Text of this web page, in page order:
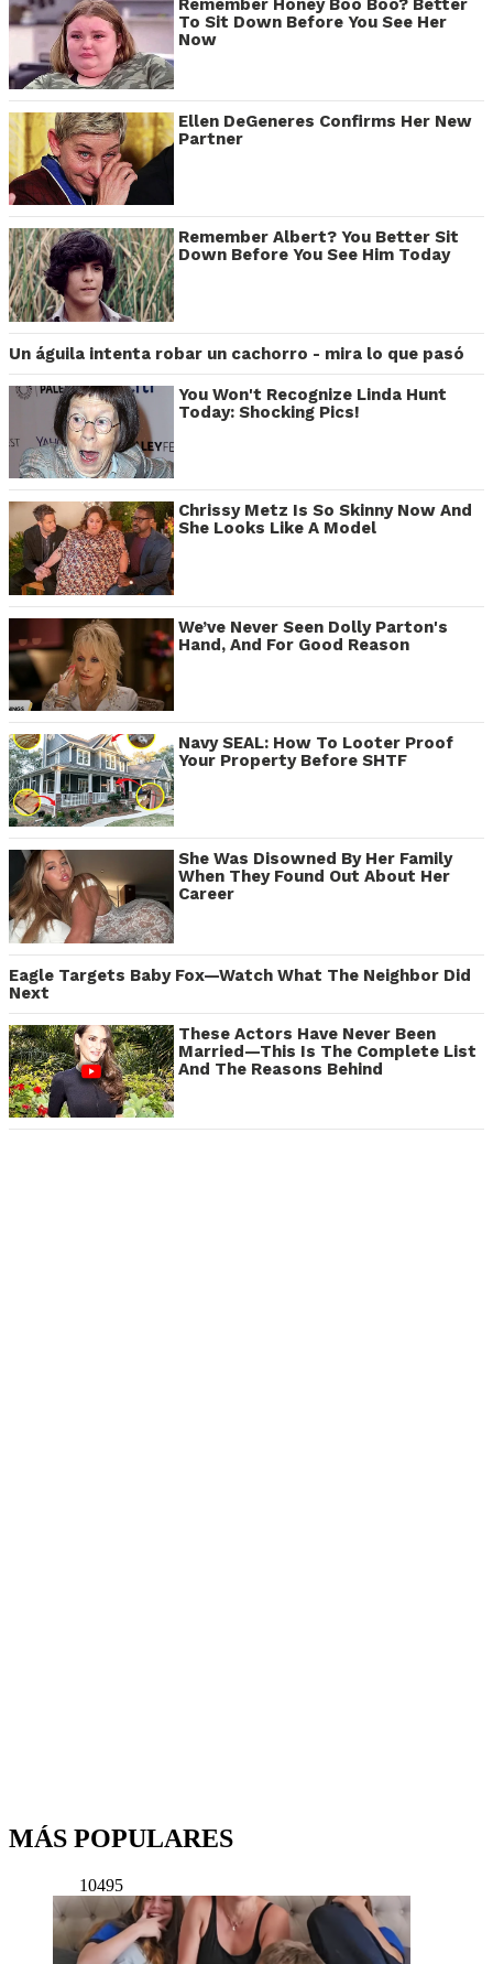
Remember Honey Boo Boo? Better
To Sit Down Before You See Her
Now
Ellen DeGeneres Confirms Her New
Partner
Remember Albert? You Better Sit
Down Before You See Him Today
Un águila intenta robar un cachorro - mira lo que pasó
You Won't Recognize Linda Hunt
Today: Shocking Pics!
Chrissy Metz Is So Skinny Now And
She Looks Like A Model
We’ve Never Seen Dolly Parton's
Hand, And For Good Reason
Navy SEAL: How To Looter Proof
Your Property Before SHTF
She Was Disowned By Her Family
When They Found Out About Her
Career
Eagle Targets Baby Fox—Watch What The Neighbor Did
Next
These Actors Have Never Been
Married—This Is The Complete List
And The Reasons Behind
MÁS POPULARES
10495